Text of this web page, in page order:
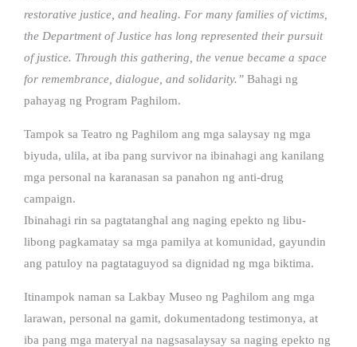
restorative justice, and healing. For many families of victims,
the Department of Justice has long represented their pursuit
of justice. Through this gathering, the venue became a space
for remembrance, dialogue, and solidarity.” Bahagi ng
pahayag ng Program Paghilom.
Tampok sa Teatro ng Paghilom ang mga salaysay ng mga
biyuda, ulila, at iba pang survivor na ibinahagi ang kanilang
mga personal na karanasan sa panahon ng anti-drug
campaign.
Ibinahagi rin sa pagtatanghal ang naging epekto ng libu-
libong pagkamatay sa mga pamilya at komunidad, gayundin
ang patuloy na pagtataguyod sa dignidad ng mga biktima.
Itinampok naman sa Lakbay Museo ng Paghilom ang mga
larawan, personal na gamit, dokumentadong testimonya, at
iba pang mga materyal na nagsasalaysay sa naging epekto ng